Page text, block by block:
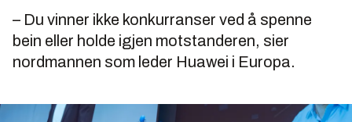
– Du vinner ikke konkurranser ved å spenne
bein eller holde igjen motstanderen, sier
nordmannen som leder Huawei i Europa.